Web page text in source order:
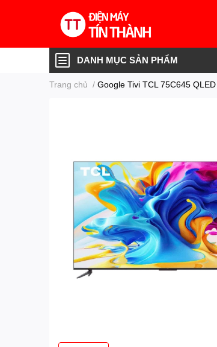
DANH MỤC SẢN PHẨM
Trang chủ / Google Tivi TCL 75C645